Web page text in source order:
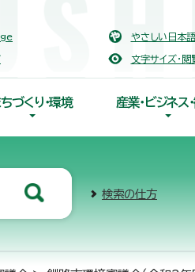
やさしい日本語
文字サイズ・閲
づくり・環境 産業・ビジネス
検索の仕方